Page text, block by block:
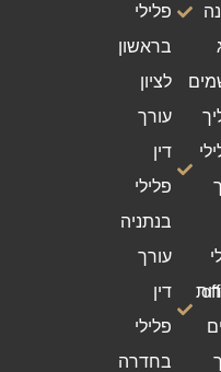
פלילי
בראשון
לציון
עורך
דין
פלילי
בנתניה
עורך
דין
פלילי
בחדרה